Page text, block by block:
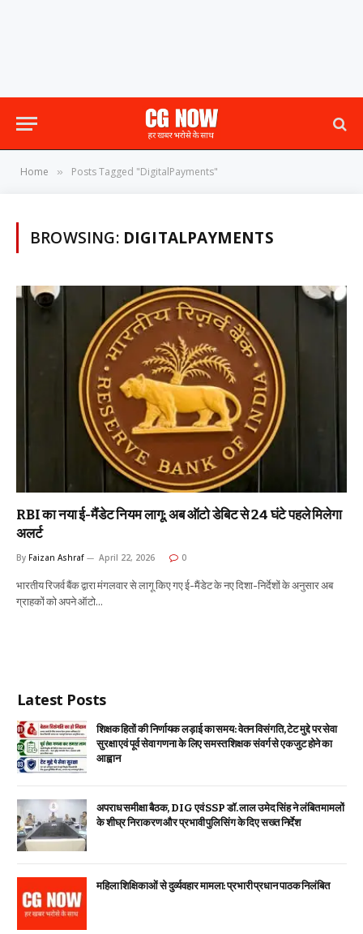
Home » Posts Tagged "DigitalPayments"
BROWSING: DIGITALPAYMENTS
RBI का नया ई-मैंडेट नियम लागू: अब ऑटो डेबिट से 24 घंटे पहले मिलेगा
अलर्ट
By Faizan Ashraf April 22, 2026 0
भारतीय रिजर्व बैंक द्वारा मंगलवार से लागू किए गए ई-मैंडेट के नए दिशा-निर्देशों के अनुसार अब
ग्राहकों को अपने ऑटो…
Latest Posts
शिक्षक हितों की निर्णायक लड़ाई का समय: वेतन विसंगति, टेट मुद्दे पर सेवा
सुरक्षा एवं पूर्व सेवा गणना के लिए समस्त शिक्षक संवर्ग से एकजुट होने का
आह्वान
अपराध समीक्षा बैठक, DIG एवं SSP डॉ. लाल उमेद सिंह ने लंबित मामलों
के शीघ्र निराकरण और प्रभावी पुलिसिंग के दिए सख्त निर्देश
महिला शिक्षिकाओं से दुर्व्यवहार मामला: प्रभारी प्रधान पाठक निलंबित